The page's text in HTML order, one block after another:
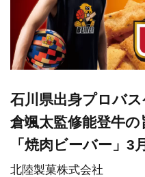
北陸製菓株式会社
石川県出身プロバ
倉颯太監修能登牛
「焼肉ビーバー」3